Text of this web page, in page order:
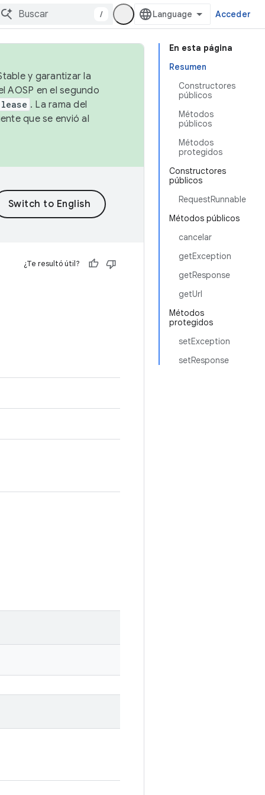
/ Acceder
En esta página
Resumen
Constructores
públicos
Métodos
públicos
Métodos
protegidos
Constructores
públicos
RequestRunnable
Métodos públicos
cancelar
getException
getResponse
getUrl
Métodos
protegidos
setException
setResponse
y garantizar la
AOSP en el segundo
. La rama del
que se envió al
¿Te resultó útil?